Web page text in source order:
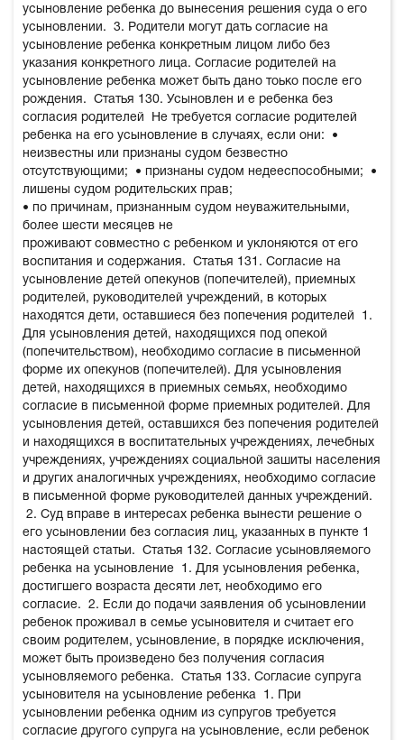
усыновление ребенка до вынесения решения суда о его
усыновлении.
3. Родители могут дать согласие на
усыновление ребенка конкретным лицом либо без
указания конкретного лица. Согласие родителей на
усыновление ребенка может быть дано тоько после его
рождения.
Статья 130. Усыновлен и е ребенка без
согласия родителей
Не требуется согласие родителей
ребенка на его усыновление в случаях, если они:
•
неизвестны или признаны судом безвестно
отсутствующими;
• признаны судом недееспособными;
•
лишены судом родительских прав;
• по причинам, признанным судом неуважительными,
более шести месяцев не
проживают совместно с ребенком и уклоняются от его
воспитания и содержания.
Статья 131. Согласие на
усыновление детей опекунов (попечителей), приемных
родителей, руководителей учреждений, в которых
находятся дети, оставшиеся без попечения родителей
1.
Для усыновления детей, находящихся под опекой
(попечительством), необходимо согласие в письменной
форме их опекунов (попечителей). Для усыновления
детей, находящихся в приемных семьях, необходимо
согласие в письменной форме приемных родителей. Для
усыновления детей, оставшихся без попечения родителей
и находящихся в воспитательных учреждениях, лечебных
учреждениях, учреждениях социальной зашиты населения
и других аналогичных учреждениях, необходимо согласие
в письменной форме руководителей данных учреждений.
2. Суд вправе в интересах ребенка вынести решение о
его усыновлении без согласия лиц, указанных в пункте 1
настоящей статьи.
Статья 132. Согласие усыновляемого
ребенка на усыновление
1. Для усыновления ребенка,
достигшего возраста десяти лет, необходимо его
согласие.
2. Если до подачи заявления об усыновлении
ребенок проживал в семье усыновителя и считает его
своим родителем, усыновление, в порядке исключения,
может быть произведено без получения согласия
усыновляемого ребенка.
Статья 133. Согласие супруга
усыновителя на усыновление ребенка
1. При
усыновлении ребенка одним из супругов требуется
согласие другого супруга на усыновление, если ребенок